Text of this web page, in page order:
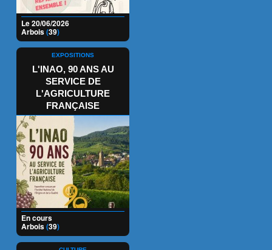
Le 20/06/2026
Arbois(39)
EXPOSITIONS
L'INAO, 90 ANS AU
SERVICE DE
L'AGRICULTURE
FRANÇAISE
En cours
Arbois(39)